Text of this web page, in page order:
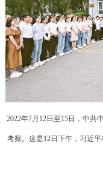
2022年7月12日至15日，中共
考察。这是12日下午，习近